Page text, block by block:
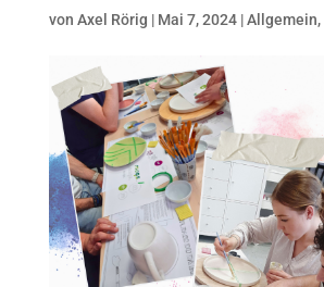
von Axel Rörig | Mai 7, 2024|Allgemein,